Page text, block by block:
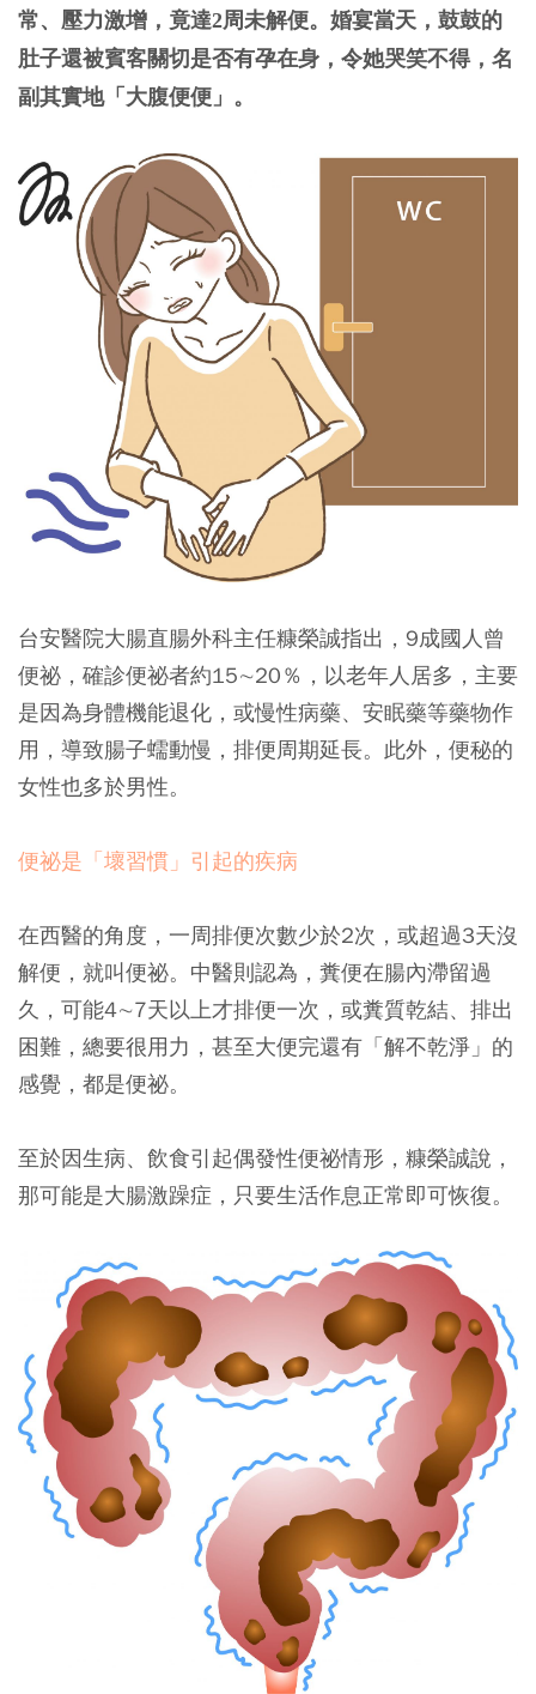
常、壓力激增，竟達2周未解便。婚宴當天，鼓鼓的
肚子還被賓客關切是否有孕在身，令她哭笑不得，名
副其實地「大腹便便」。
台安醫院大腸直腸外科主任糠榮誠指出，9成國人曾
便祕，確診便祕者約15∼20％，以老年人居多，主要
是因為身體機能退化，或慢性病藥、安眠藥等藥物作
用，導致腸子蠕動慢，排便周期延長。此外，便秘的
女性也多於男性。
便祕是「壞習慣」引起的疾病
在西醫的角度，一周排便次數少於2次，或超過3天沒
解便，就叫便祕。中醫則認為，糞便在腸內滯留過
久，可能4∼7天以上才排便一次，或糞質乾結、排出
困難，總要很用力，甚至大便完還有「解不乾淨」的
感覺，都是便祕。
至於因生病、飲食引起偶發性便祕情形，糠榮誠說，
那可能是大腸激躁症，只要生活作息正常即可恢復。